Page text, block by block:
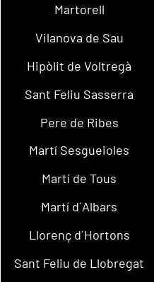
Martorell
Vilanova de Sau
Hipòlit de Voltregà
Sant Feliu Sasserra
Pere de Ribes
Martí Sesgueioles
Martí de Tous
Martí d´Albars
Llorenç d´Hortons
Sant Feliu de Llobregat